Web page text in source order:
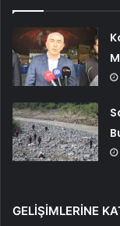
GELİŞİMLERİNE